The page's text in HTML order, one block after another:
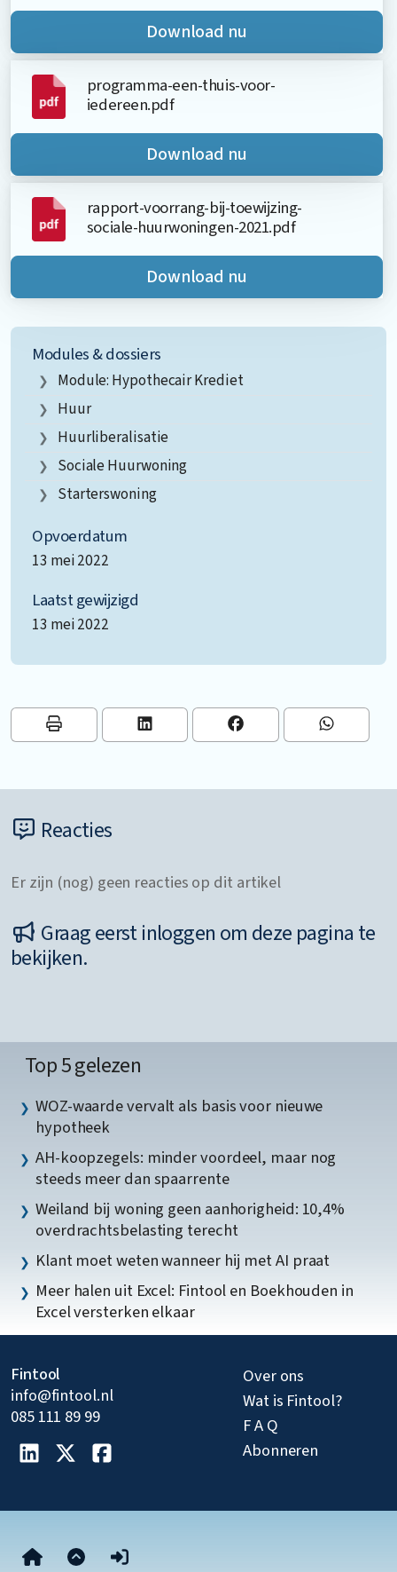
Download nu
programma-een-thuis-voor-
iedereen.pdf
Download nu
rapport-voorrang-bij-toewijzing-
sociale-huurwoningen-2021.pdf
Download nu
Modules & dossiers
Module: Hypothecair Krediet
Huur
Huurliberalisatie
Sociale Huurwoning
Starterswoning
Opvoerdatum
13 mei 2022
Laatst gewijzigd
13 mei 2022
Reacties
Er zijn (nog) geen reacties op dit artikel
Graag eerst inloggen om deze pagina te
bekijken.
Top 5 gelezen
WOZ-waarde vervalt als basis voor nieuwe
hypotheek
AH-koopzegels: minder voordeel, maar nog
steeds meer dan spaarrente
Weiland bij woning geen aanhorigheid: 10,4%
overdrachtsbelasting terecht
Klant moet weten wanneer hij met AI praat
Meer halen uit Excel: Fintool en Boekhouden in
Excel versterken elkaar
Fintool
info@fintool.nl
085 111 89 99
Over ons
Wat is Fintool?
F A Q
Abonneren